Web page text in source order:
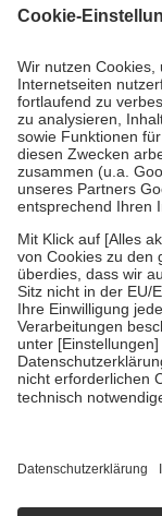
Grundsätzlich leisten
höchstens zehn Euro.
Kosten der Leistung
Diese Regeln gelten
Bei Heilmitteln und
Zuzahlung zehn
Verordnung.
Um das Engagement
stärken und die
fallenkeine
• Kindern und
mit Ausnahme der
• Untersuchungen
GKV getragen
• empfohlenen
• Harn- und
getroffen, um
https://